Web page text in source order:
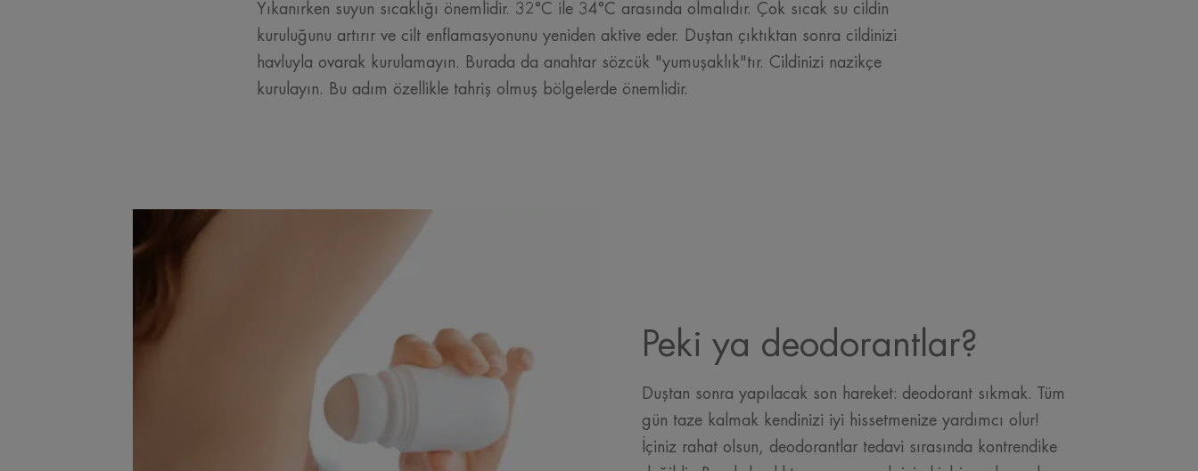
Yıkanırken suyun sıcaklığı önemlidir. 32°C ile 34°C arasında olmalıdır. Çok sıcak su cildin
kuruluğunu artırır ve cilt enflamasyonunu yeniden aktive eder. Duştan çıktıktan sonra cildinizi
havluyla ovarak kurulamayın. Burada da anahtar sözcük "yumuşaklık"tır. Cildinizi nazikçe
kurulayın. Bu adım özellikle tahriş olmuş bölgelerde önemlidir.
Peki ya deodorantlar?
Duştan sonra yapılacak son hareket: deodorant sıkmak. Tüm
gün taze kalmak kendinizi iyi hissetmenize yardımcı olur!
İçiniz rahat olsun, deodorantlar tedavi sırasında kontrendike